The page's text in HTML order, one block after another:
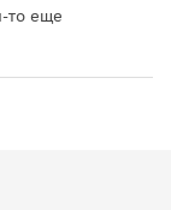
Кёльна,
то еще